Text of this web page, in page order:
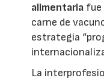
alimentaria fue
carne de
estrategia
La